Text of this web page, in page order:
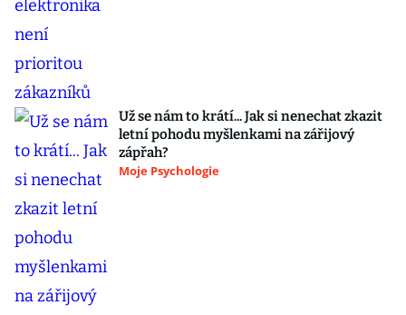
Už se nám to krátí... Jak si nenechat zkazit
letní pohodu myšlenkami na zářijový
zápřah?
Moje Psychologie